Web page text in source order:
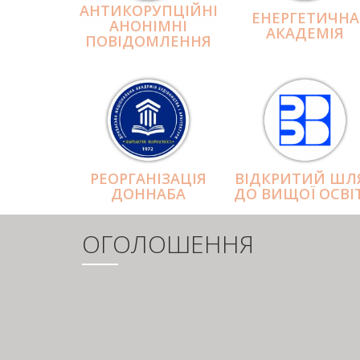
АНТИКОРУПЦІЙНІ
АНОНІМНІ
ПОВІДОМЛЕННЯ
ЕНЕРГЕТИЧНА
АКАДЕМІЯ
РЕОРГАНІЗАЦІЯ
ДОННАБА
ВІДКРИТИЙ
ДО ВИЩОЇ
ОГОЛОШЕННЯ